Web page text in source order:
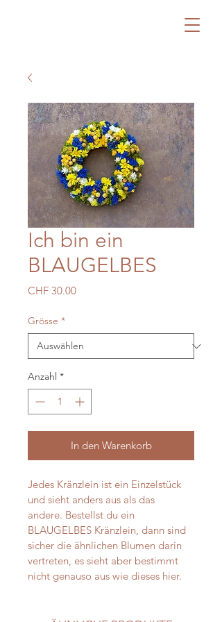
Ich bin ein
BLAUGELBES
CHF 30.00Preis
Grösse *
Anzahl *
In den Warenkorb
Jedes Kränzlein ist ein Einzelstück
und sieht anders aus als das
andere. Bestellst du ein
BLAUGELBES Kränzlein, dann sind
sicher die ähnlichen Blumen darin
vertreten, es sieht aber bestimmt
nicht genauso aus wie dieses hier.